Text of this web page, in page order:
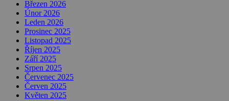
Březen 2026
Únor 2026
Leden 2026
Prosinec 2025
Listopad 2025
Říjen 2025
Září 2025
Srpen 2025
Červenec 2025
Červen 2025
Květen 2025